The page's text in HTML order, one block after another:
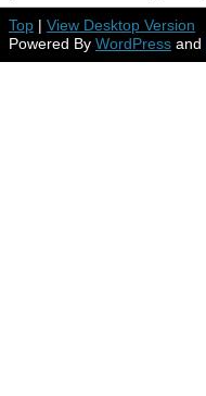
Top | View Desktop Version
Powered By WordPress and